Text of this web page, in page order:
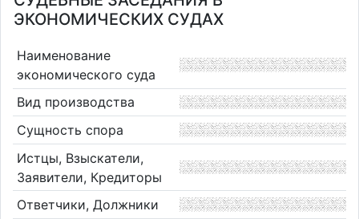
ЭКОНОМИЧЕСКИХ СУДАХ
Наименование
экономического суда
Вид производства
Сущность спора
Истцы, Взыскатели,
Заявители, Кредиторы
Ответчики, Должники